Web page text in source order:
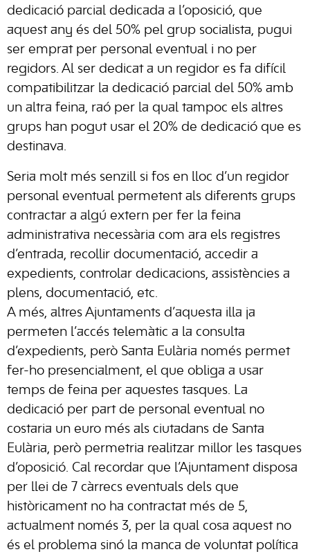
dedicació parcial dedicada a l’oposició, que
aquest any és del 50% pel grup socialista, pugui
ser emprat per personal eventual i no per
regidors. Al ser dedicat a un regidor es fa difícil
compatibilitzar la dedicació parcial del 50% amb
un altra feina, raó per la qual tampoc els altres
grups han pogut usar el 20% de dedicació que es
destinava.
Seria molt més senzill si fos en lloc d’un regidor
personal eventual permetent als diferents grups
contractar a algú extern per fer la feina
administrativa necessària com ara els registres
d’entrada, recollir documentació, accedir a
expedients, controlar dedicacions, assistències a
plens, documentació, etc.
A més, altres Ajuntaments d’aquesta illa ja
permeten l’accés telemàtic a la consulta
d’expedients, però Santa Eulària només permet
fer-ho presencialment, el que obliga a usar
temps de feina per aquestes tasques. La
dedicació per part de personal eventual no
costaria un euro més als ciutadans de Santa
Eulària, però permetria realitzar millor les tasques
d’oposició. Cal recordar que l’Ajuntament disposa
per llei de 7 càrrecs eventuals dels que
històricament no ha contractat més de 5,
actualment només 3, per la qual cosa aquest no
és el problema sinó la manca de voluntat política